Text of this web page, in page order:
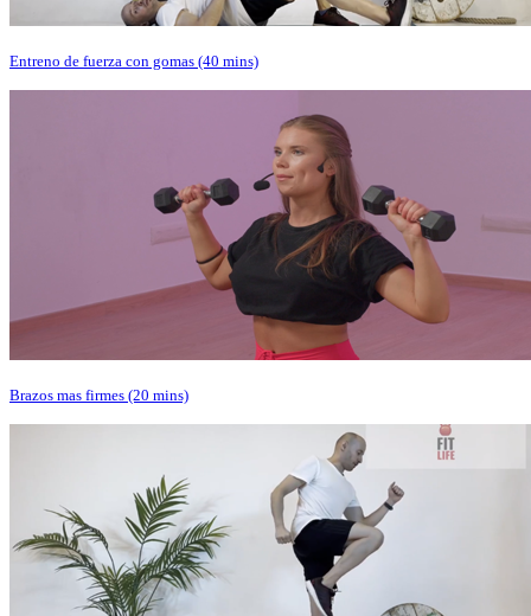
Entreno de fuerza con gomas (40 mins)
Brazos mas firmes (20 mins)